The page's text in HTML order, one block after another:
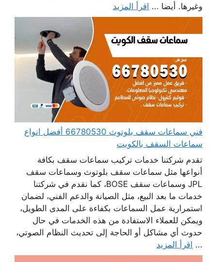
وغيرها. أيضا ... اقرأ المزيد
فني سماعات سقف بلوتوث 66780530 أفضل انواع
سماعات السقف بالكويت
تقدم شركتنا خدمات تركيب سماعات سقف بكافة
أنواعها مثل سماعات سقف بلوتوث وسماعات سقف
JPL وسماعات سقف BOSE، كما نقدم في شركتنا
خدمات ما بعد البيع، مثل الصيانة والدعم الفني، لضمان
استمرارية عمل السماعات بكفاءة على المدى الطويل،
ويمكن للعملاء الاستفادة من هذه الخدمات في حال
حدوث أي مشاكل أو الحاجة إلى تحديث النظام الصوتي،
... اقرأ المزيد